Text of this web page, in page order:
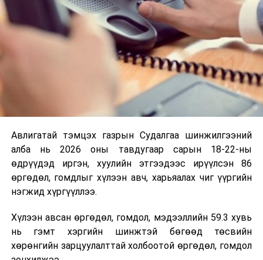
Авлигатай тэмцэх газрын Судалгаа шинжилгээний
алба нь 2026 оны тавдугаар сарын 18-22-ны
өдрүүдэд иргэн, хуулийн этгээдээс ирүүлсэн 86
өргөдөл, гомдлыг хүлээн авч, харьяалах чиг үүргийн
нэгжид хүргүүллээ.
Хүлээн авсан өргөдөл, гомдол, мэдээллийн 59.3 хувь
нь гэмт хэргийн шинжтэй бөгөөд төсвийн
хөрөнгийн зарцуулалттай холбоотой өргөдөл, гомдол